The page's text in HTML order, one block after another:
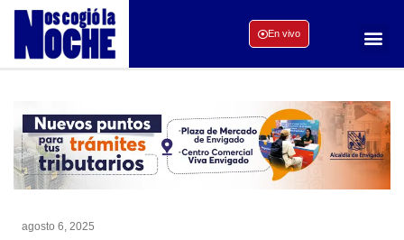
En vivo
agosto 6, 2025